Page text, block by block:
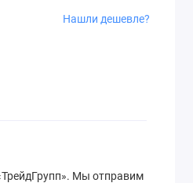
Нашли дешевле?
Мы отправим